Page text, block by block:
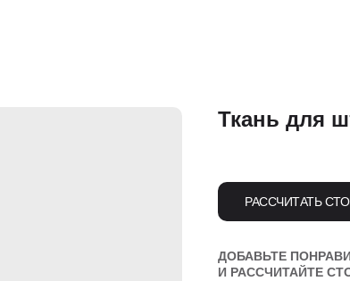
Ткань для
РАССЧИТАТЬ
ДОБАВЬТЕ
И РАССЧИТАЙТЕ